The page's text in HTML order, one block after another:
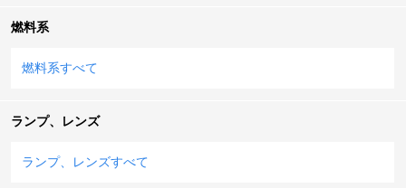
燃料系
燃料系すべて
ランプ、レンズ
ランプ、レンズすべて